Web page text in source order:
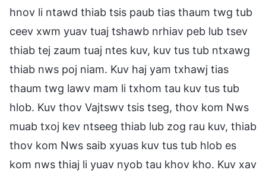
hnov li ntawd thiab tsis paub tias thaum twg tub
ceev xwm yuav tuaj tshawb nrhiav peb lub tsev
thiab tej zaum tuaj ntes kuv, kuv tus tub ntxawg
thiab nws poj niam. Kuv haj yam txhawj tias
thaum twg lawv mam li txhom tau kuv tus tub
hlob. Kuv thov Vajtswv tsis tseg, thov kom Nws
muab txoj kev ntseeg thiab lub zog rau kuv, thiab
thov kom Nws saib xyuas kuv tus tub hlob es
kom nws thiaj li yuav nyob tau khov kho. Kuv xav